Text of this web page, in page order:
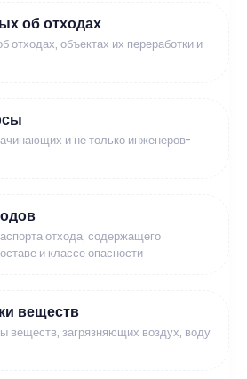
об отходах
отходах, объектах их переработки и
и не только инженеров-
отхода, содержащего
и классе опасности
веществ
веществ, загрязняющих воздух, воду